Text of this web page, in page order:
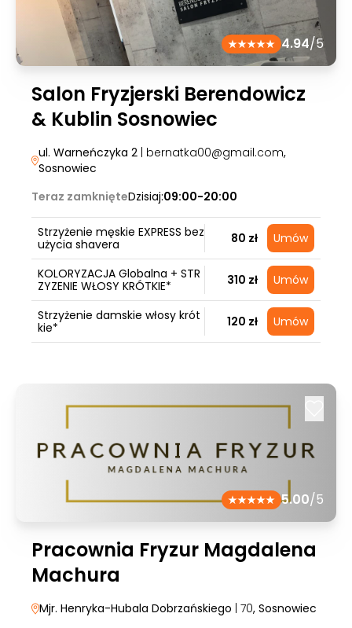
4.94/5
Salon Fryzjerski Berendowicz
& Kublin Sosnowiec
ul. Warneńczyka 2 | bernatka00@gmail.com,
Sosnowiec
Teraz zamknięteDzisiaj:09:00-20:00
Strzyżenie męskie EXPRESS bez
użycia shavera
80 zł Umów
KOLORYZACJA Globalna + STR
ZYZENIE WŁOSY KRÓTKIE*
310 zł Umów
Strzyżenie damskie włosy krót
kie*
120 zł Umów
5.00/5
Pracownia Fryzur Magdalena
Machura
Mjr. Henryka-Hubala Dobrzańskiego | 70, Sosnowiec